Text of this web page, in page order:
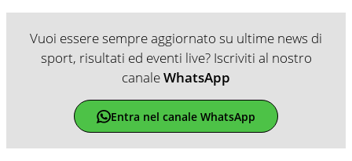
Vuoi essere sempre aggiornato su ultime news di
sport, risultati ed eventi live? Iscriviti al nostro
canaleWhatsApp
Entra nel canale WhatsApp